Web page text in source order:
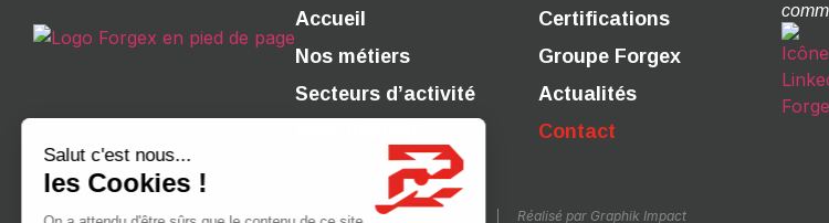
Accueil
Nos métiers
Secteurs d’activité
Certifications
Groupe Forgex
Actualités
Contact
Mentions légales Politique de confidentialité © 2026 Forgex Réalisé par Graphik Impact